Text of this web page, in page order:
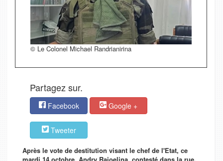
© Le Colonel Michael Randrianirina
Partagez sur.
Facebook Google +
Tweeter
Après le vote de destitution visant le chef de l'Etat, ce